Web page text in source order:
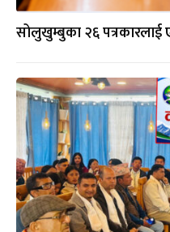
सोलुखुम्बुका २६ पत्रकारलाई